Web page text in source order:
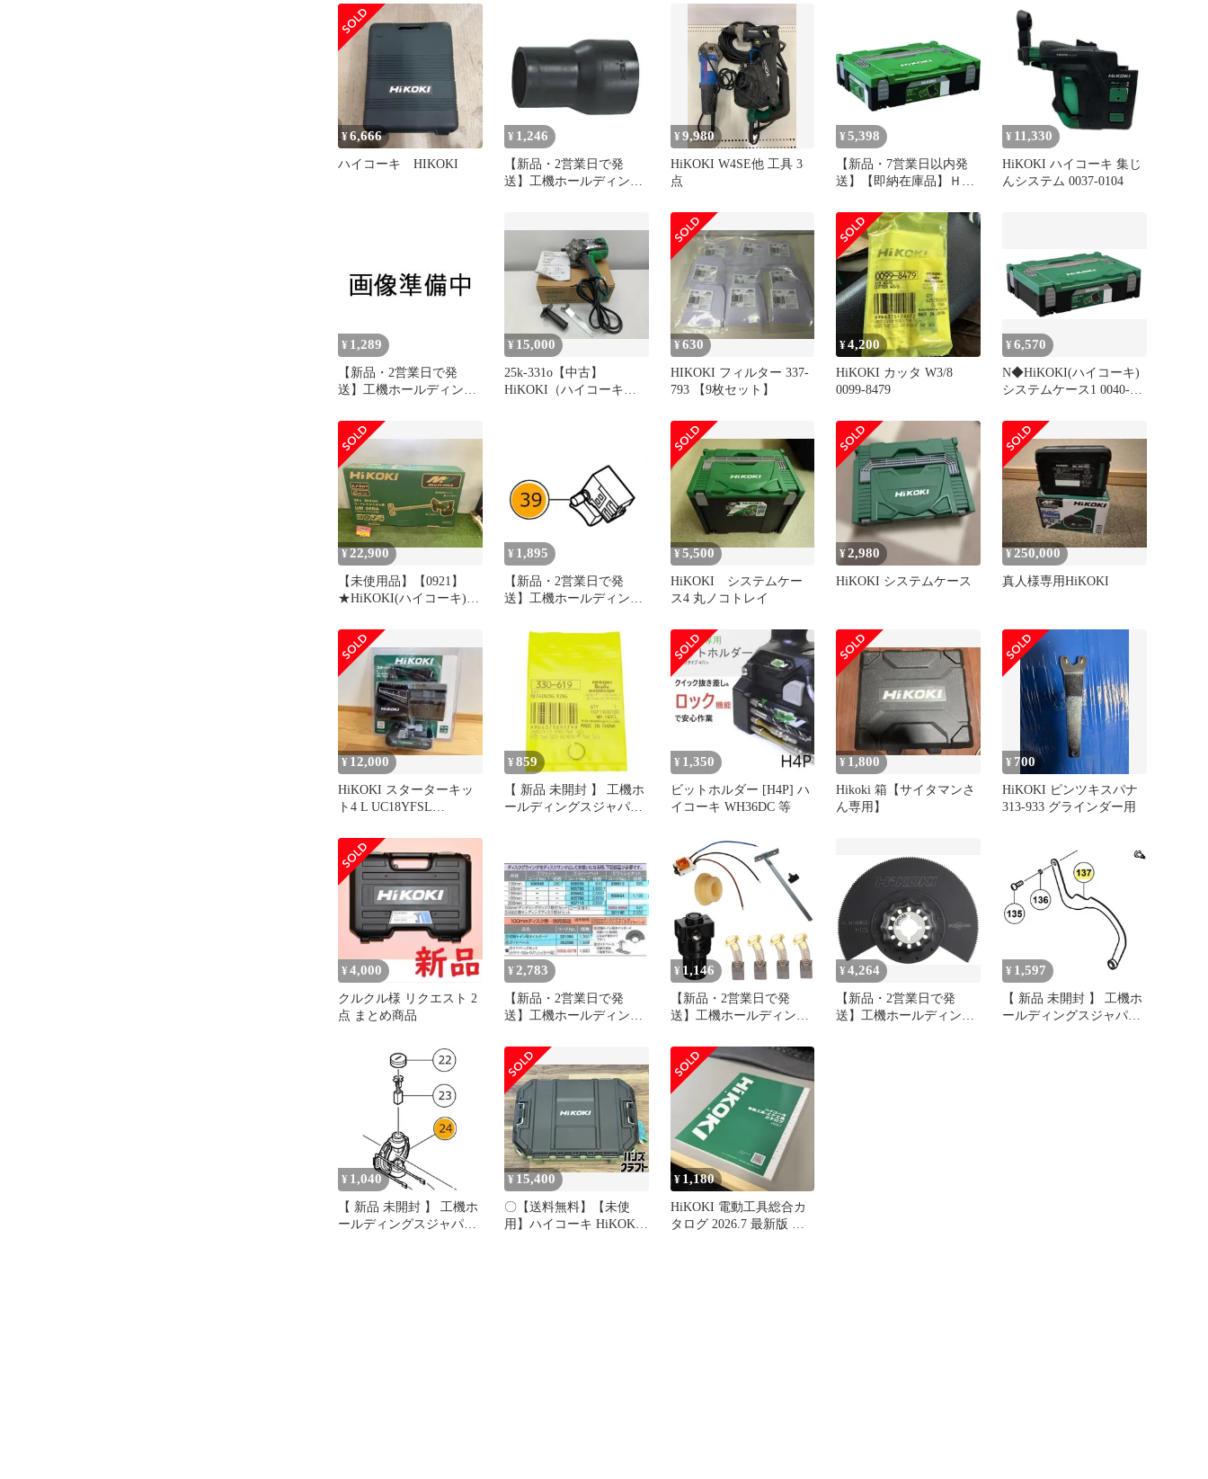
キヨウ) 337724 未使用 送
料無料
¥6,666
ハイコーキ HIKOKI
¥ 1,246
【新品・2営業日で発
送】工機ホールディング
¥9,980
HiKOKI W4SE他 工具 3
点
¥ 5,398
【新品・7営業日以内発
送】【即納在庫品】Ｈｉ
テムケース１ 工機ホール
ディングス ハイコーキ
【沖縄離島販売不可】
¥ 11,330
HiKOKI ハイコーキ 集じ
んシステム 0037-0104
¥ 1,289
【新品・2営業日で発
送】工機ホールディング
クカクアナツキボM6X25
(981942 6444)
¥ 15,000
25k-331o【中古】
HiKOKI（ハイコーキ）
¥630
HIKOKI フィルター 337-
793 【9枚セット】
¥4,200
HiKOKI カッタ W3/8
0099-8479
¥6,570
N◆HiKOKI(ハイコーキ)
システムケース1 0040-
¥22,900
【未使用品】【0921】
★HiKOKI(ハイコーキ)
機 スクリュー径200mm
塗料 モルタル 対応 蓄電
池・充電器別売り
UM36DA(NN)
ITP6VHX6ACKY
¥ 1,895
【新品・2営業日で発
送】工機ホールディング
ーキヨウ) (337724 6444)
¥5,500
HiKOKI システムケー
ス4 丸ノコトレイ
¥2,980
HiKOKI システムケース
¥250,000
真人様専用HiKOKI
¥ 12,000
HiKOKI スターターキッ
ト4 L UC18YFSL
¥ 859
【 新品 未開封 】 工機ホ
ールディングスジャパン
¥ 1,350
ビットホルダー [H4P] ハ
イコーキ WH36DC 等
¥ 1,800
Hikoki 箱【サイタマンさ
ん専用】
¥ 700
HiKOKI ピンツキスパナ
313-933 グラインダー用
¥4,000
クルクル様 リクエスト 2
点 まとめ商品
¥ 2,783
【新品・2営業日で発
送】工機ホールディング
(935793 6444)
¥ 1,146
【新品・2営業日で発
送】工機ホールディング
カクアナツキボ M4X6
(370899 6444)
¥4,264
【新品・2営業日で発
送】工機ホールディング
¥ 1,597
【 新品 未開封 】 工機ホ
ールディングスジャパン
¥ 1,040
【 新品 未開封 】 工機ホ
ールディングスジャパン
¥ 15,400
〇【送料無料】【未使
用】ハイコーキ HiKOKI
¥ 1,180
HiKOKI 電動工具総合カ
タログ 2026.7 最新版 新